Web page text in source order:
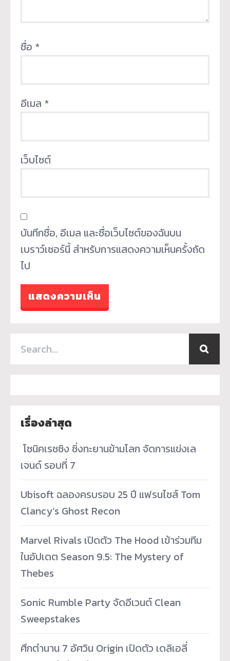
ชื่อ *
อีเมล *
เว็บไซต์
บันทึกชื่อ, อีเมล และชื่อเว็บไซต์ของฉันบน
เบราว์เซอร์นี้ สำหรับการแสดงความเห็นครั้งถัด
ไป
เรื่องล่าสุด
­ โซนิคเรซซิง ซิ่งทะยานข้ามโลก จัดการแข่งเล
เจนด์ รอบที่ 7
Ubisoft ฉลองครบรอบ 25 ปี แฟรนไชส์ Tom
Clancy’s Ghost Recon
Marvel Rivals เปิดตัว The Hood เข้าร่วมทีม
ในอัปเดต Season 9.5: The Mystery of
Thebes
Sonic Rumble Party จัดอีเวนต์ Clean
Sweepstakes
ศึกตำนาน 7 อัศวิน Origin เปิดตัว เดลิเอลี่